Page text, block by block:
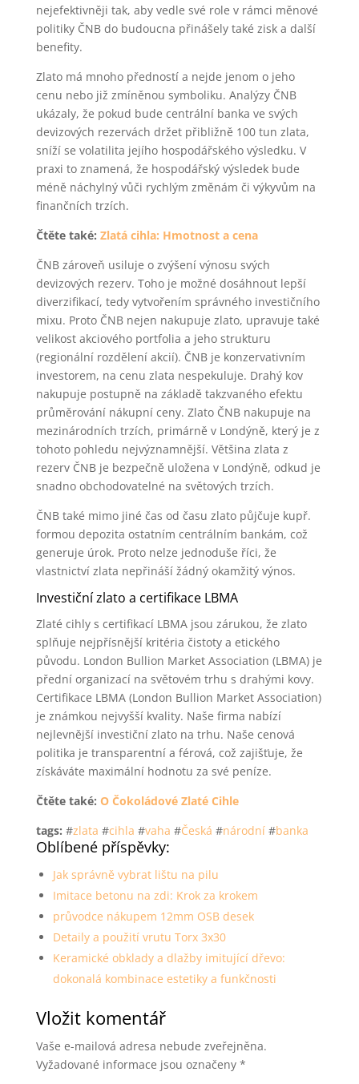
nejefektivněji tak, aby vedle své role v rámci měnové
politiky ČNB do budoucna přinášely také zisk a další
benefity.
Zlato má mnoho předností a nejde jenom o jeho
cenu nebo již zmíněnou symboliku. Analýzy ČNB
ukázaly, že pokud bude centrální banka ve svých
devizových rezervách držet přibližně 100 tun zlata,
sníží se volatilita jejího hospodářského výsledku. V
praxi to znamená, že hospodářský výsledek bude
méně náchylný vůči rychlým změnám či výkyvům na
finančních trzích.
Čtěte také: Zlatá cihla: Hmotnost a cena
ČNB zároveň usiluje o zvýšení výnosu svých
devizových rezerv. Toho je možné dosáhnout lepší
diverzifikací, tedy vytvořením správného investičního
mixu. Proto ČNB nejen nakupuje zlato, upravuje také
velikost akciového portfolia a jeho strukturu
(regionální rozdělení akcií). ČNB je konzervativním
investorem, na cenu zlata nespekuluje. Drahý kov
nakupuje postupně na základě takzvaného efektu
průměrování nákupní ceny. Zlato ČNB nakupuje na
mezinárodních trzích, primárně v Londýně, který je z
tohoto pohledu nejvýznamnější. Většina zlata z
rezerv ČNB je bezpečně uložena v Londýně, odkud je
snadno obchodovatelné na světových trzích.
ČNB také mimo jiné čas od času zlato půjčuje kupř.
formou depozita ostatním centrálním bankám, což
generuje úrok. Proto nelze jednoduše říci, že
vlastnictví zlata nepřináší žádný okamžitý výnos.
Investiční zlato a certifikace LBMA
Zlaté cihly s certifikací LBMA jsou zárukou, že zlato
splňuje nejpřísnější kritéria čistoty a etického
původu. London Bullion Market Association (LBMA) je
přední organizací na světovém trhu s drahými kovy.
Certifikace LBMA (London Bullion Market Association)
je známkou nejvyšší kvality. Naše firma nabízí
nejlevnější investiční zlato na trhu. Naše cenová
politika je transparentní a férová, což zajišťuje, že
získáváte maximální hodnotu za své peníze.
Čtěte také: O Čokoládové Zlaté Cihle
tags: #zlata #cihla #vaha #Česká #národní#banka
Oblíbené příspěvky:
Jak správně vybrat lištu na pilu
Imitace betonu na zdi: Krok za krokem
průvodce nákupem 12mm OSB desek
Detaily a použití vrutu Torx 3x30
Keramické obklady a dlažby imitující dřevo:
dokonalá kombinace estetiky a funkčnosti
Vložit komentář
Vaše e-mailová adresa nebude zveřejněna.
Vyžadované informace jsou označeny *